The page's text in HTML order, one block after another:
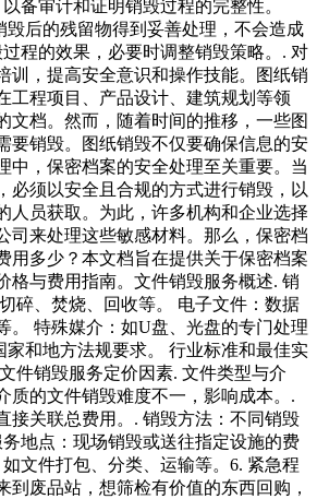
备审计和证明销毁过程的完整性。
毁后的残留物得到妥善处理，不会造成
程的效果，必要时调整销毁策略。. 对
训，提高安全意识和操作技能。图纸销
工程项目、产品设计、建筑规划等领
文档。然而，随着时间的推移，一些图
要销毁。图纸销毁不仅要确保信息的安
中，保密档案的安全处理至关重要。当
必须以安全且合规的方式进行销毁，以
人员获取。为此，许多机构和企业选择
司来处理这些敏感材料。那么，保密档
用多少？本文档旨在提供关于保密档案
格与费用指南。文件销毁服务概述. 销
碎、焚烧、回收等。 电子文件：数据
。 特殊媒介：如U盘、光盘的专门处理
家和地方法规要求。 行业标准和最佳实
件销毁服务定价因素. 文件类型与介
质的文件销毁难度不一，影响成本。.
接关联总费用。. 销毁方法：不同销毁
地点：现场销毁或送往指定设施的费
文件打包、分类、运输等。6. 紧急程
到废品站，想筛检有价值的东西回购，